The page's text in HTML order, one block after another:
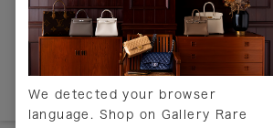
We detected your browser
language. Shop on Gallery Rare
配送について
送料について
返品について